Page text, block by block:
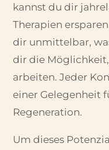
kannst du dir
Therapien
dir unmittelbar,
dir die
arbeiten. Jeder
einer Gelegenheit
Regeneration.
Um dieses